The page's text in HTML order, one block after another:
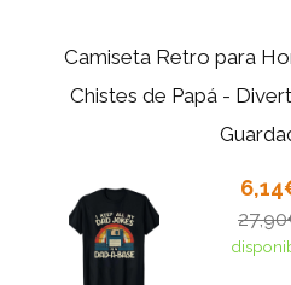
Camiseta Retro para
Chistes de Papá -